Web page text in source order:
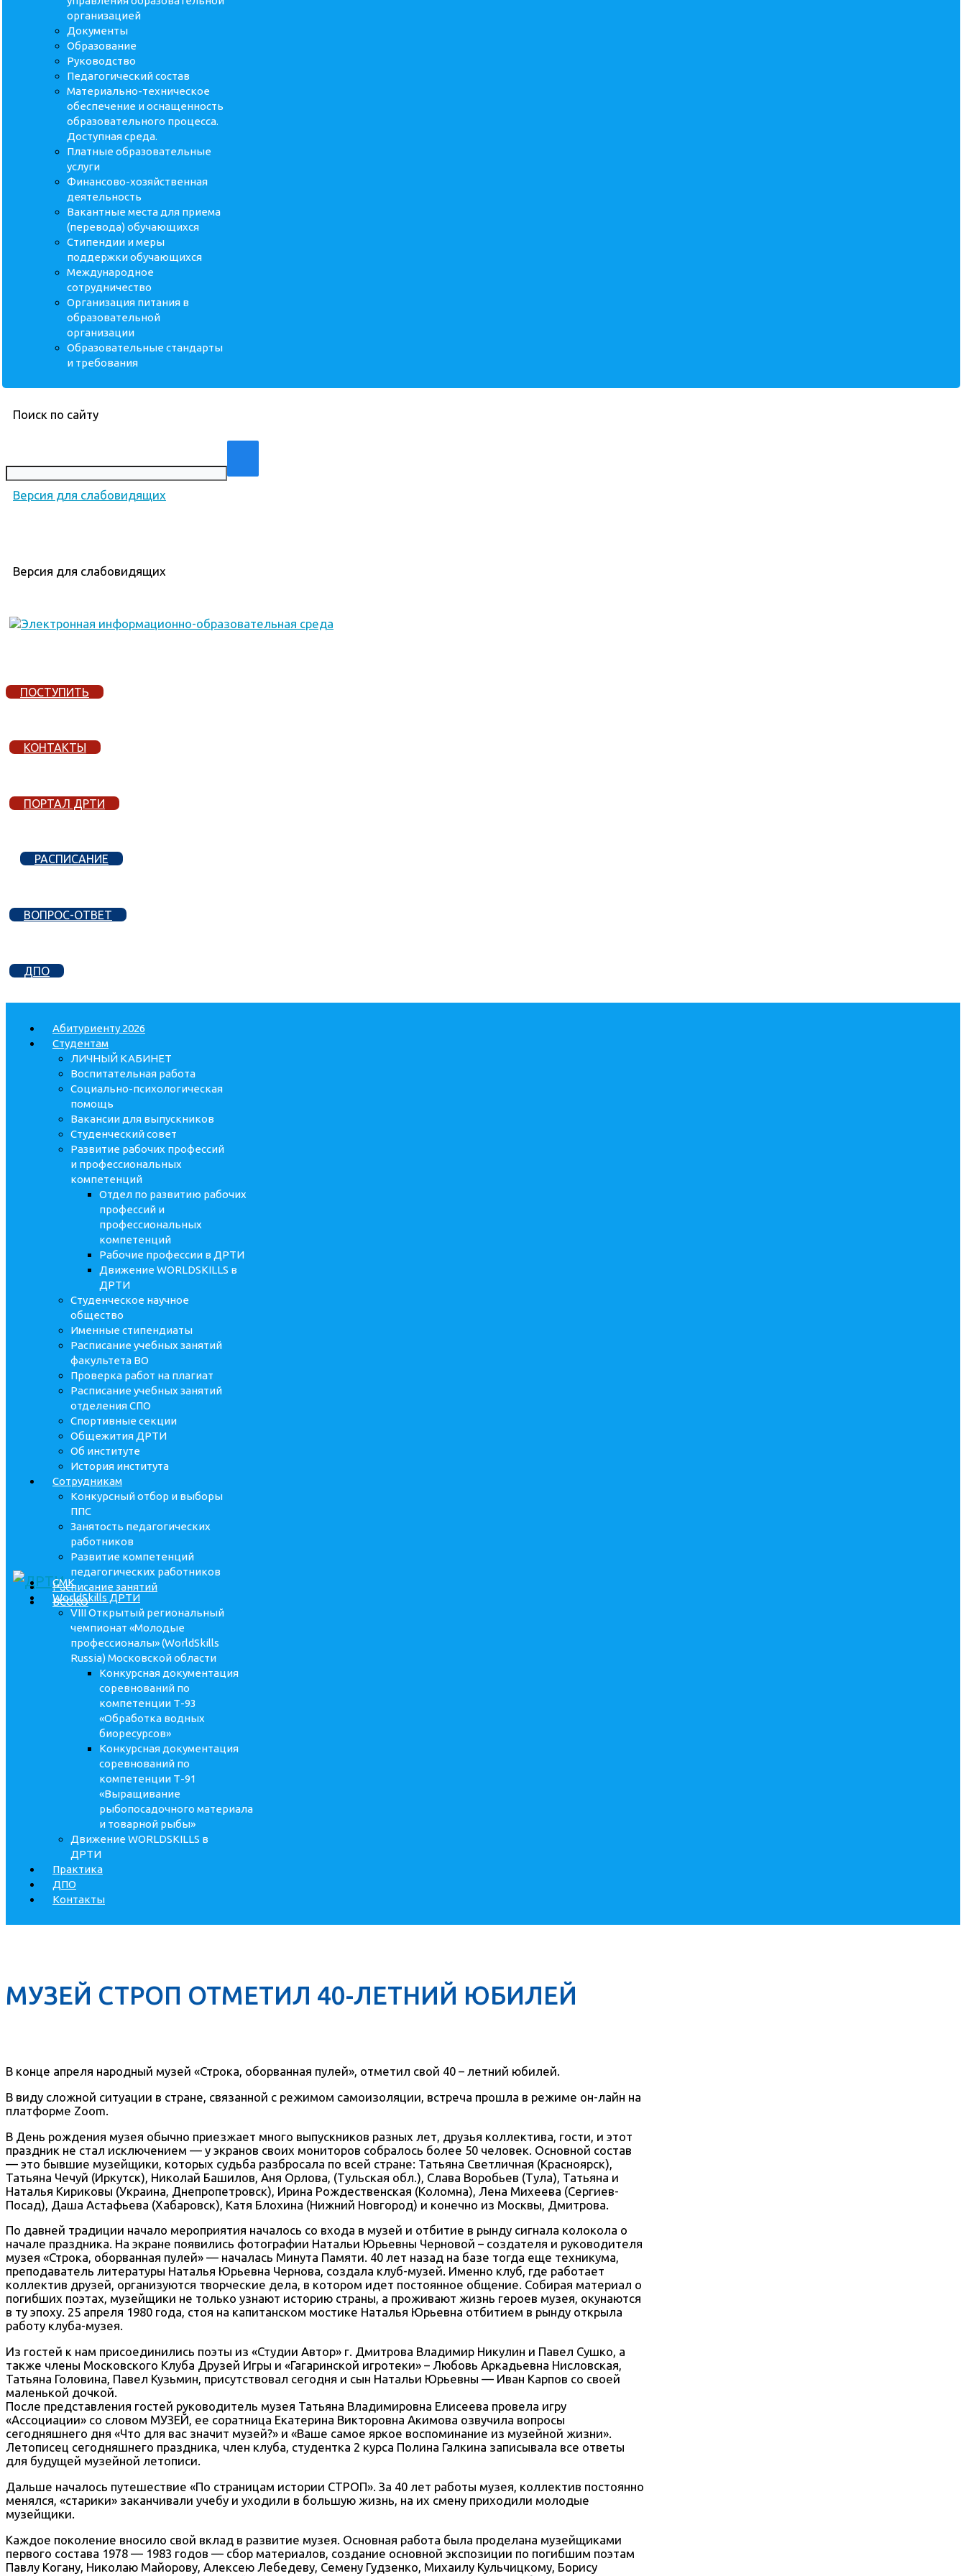
организацией
Документы
Образование
Руководство
Педагогический состав
Материально-техническое
обеспечение и оснащенность
образовательного процесса.
Доступная среда.
Платные образовательные
услуги
Финансово-хозяйственная
деятельность
Вакантные места для приема
(перевода) обучающихся
Стипендии и меры
поддержки обучающихся
Международное
сотрудничество
Организация питания в
образовательной
организации
Образовательные стандарты
и требования
Поиск по сайту
Версия для слабовидящих
Версия для слабовидящих
ПОСТУПИТЬ
КОНТАКТЫ
ПОРТАЛ ДРТИ
РАСПИСАНИЕ
ВОПРОС-ОТВЕТ
ДПО
Абитуриенту 2026
Студентам
ЛИЧНЫЙ КАБИНЕТ
Воспитательная работа
Социально-психологическая
помощь
Вакансии для выпускников
Студенческий совет
Развитие рабочих профессий
и профессиональных
компетенций
Отдел по развитию рабочих
профессий и
профессиональных
компетенций
Рабочие профессии в ДРТИ
Движение WORLDSKILLS в
ДРТИ
Студенческое научное
общество
Именные стипендиаты
Расписание учебных занятий
факультета ВО
Проверка работ на плагиат
Расписание учебных занятий
отделения СПО
Спортивные секции
Общежития ДРТИ
Об институте
История института
Сотрудникам
Конкурсный отбор и выборы
ППС
Занятость педагогических
работников
Развитие компетенций
педагогических работников
Расписание занятий
ВСОКО
СМК
WorldSkills ДРТИ
VIII Открытый региональный
чемпионат «Молодые
профессионалы» (WorldSkills
Russia) Московской области
Конкурсная документация
соревнований по
компетенции Т-93
«Обработка водных
биоресурсов»
Конкурсная документация
соревнований по
компетенции Т-91
«Выращивание
рыбопосадочного материала
и товарной рыбы»
Движение WORLDSKILLS в
ДРТИ
Практика
ДПО
Контакты
МУЗЕЙ СТРОП ОТМЕТИЛ 40-ЛЕТНИЙ ЮБИЛЕЙ
В конце апреля народный музей «Строка, оборванная пулей», отметил свой 40 – летний юбилей.
В виду сложной ситуации в стране, связанной с режимом самоизоляции, встреча прошла в режиме он-лайн на
платформе Zoom.
В День рождения музея обычно приезжает много выпускников разных лет, друзья коллектива, гости, и этот
праздник не стал исключением — у экранов своих мониторов собралось более 50 человек. Основной состав
— это бывшие музейщики, которых судьба разбросала по всей стране: Татьяна Светличная (Красноярск),
Татьяна Чечуй (Иркутск), Николай Башилов, Аня Орлова, (Тульская обл.), Слава Воробьев (Тула), Татьяна и
Наталья Кириковы (Украина, Днепропетровск), Ирина Рождественская (Коломна), Лена Михеева (Сергиев-
Посад), Даша Астафьева (Хабаровск), Катя Блохина (Нижний Новгород) и конечно из Москвы, Дмитрова.
По давней традиции начало мероприятия началось со входа в музей и отбитие в рынду сигнала колокола о
начале праздника. На экране появились фотографии Натальи Юрьевны Черновой – создателя и руководителя
музея «Строка, оборванная пулей» — началась Минута Памяти. 40 лет назад на базе тогда еще техникума,
преподаватель литературы Наталья Юрьевна Чернова, создала клуб-музей. Именно клуб, где работает
коллектив друзей, организуются творческие дела, в котором идет постоянное общение. Собирая материал о
погибших поэтах, музейщики не только узнают историю страны, а проживают жизнь героев музея, окунаются
в ту эпоху. 25 апреля 1980 года, стоя на капитанском мостике Наталья Юрьевна отбитием в рынду открыла
работу клуба-музея.
Из гостей к нам присоединились поэты из «Студии Автор» г. Дмитрова Владимир Никулин и Павел Сушко, а
также члены Московского Клуба Друзей Игры и «Гагаринской игротеки» – Любовь Аркадьевна Нисловская,
Татьяна Головина, Павел Кузьмин, присутствовал сегодня и сын Натальи Юрьевны — Иван Карпов со своей
маленькой дочкой.
После представления гостей руководитель музея Татьяна Владимировна Елисеева провела игру
«Ассоциации» со словом МУЗЕЙ, ее соратница Екатерина Викторовна Акимова озвучила вопросы
сегодняшнего дня «Что для вас значит музей?» и «Ваше самое яркое воспоминание из музейной жизни».
Летописец сегодняшнего праздника, член клуба, студентка 2 курса Полина Галкина записывала все ответы
для будущей музейной летописи.
Дальше началось путешествие «По страницам истории СТРОП». За 40 лет работы музея, коллектив постоянно
менялся, «старики» заканчивали учебу и уходили в большую жизнь, на их смену приходили молодые
музейщики.
Каждое поколение вносило свой вклад в развитие музея. Основная работа была проделана музейщиками
первого состава 1978 — 1983 годов — сбор материалов, создание основной экспозиции по погибшим поэтам
Павлу Когану, Николаю Майорову, Алексею Лебедеву, Семену Гудзенко, Михаилу Кульчицкому, Борису